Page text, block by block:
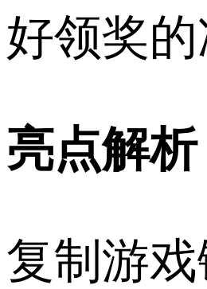
好领奖
亮点解析
复制游戏